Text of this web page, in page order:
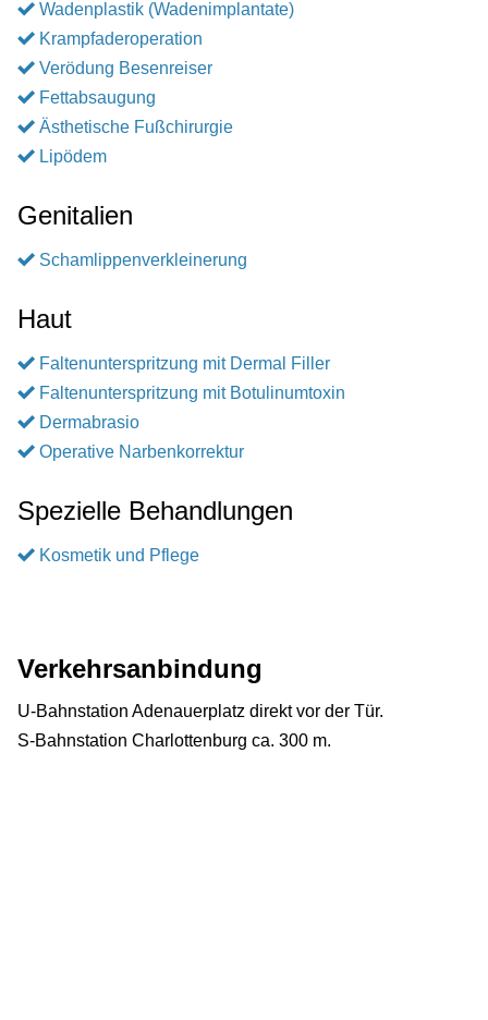
Wadenplastik (Wadenimplantate)
Krampfaderoperation
Verödung Besenreiser
Fettabsaugung
Ästhetische Fußchirurgie
Lipödem
Genitalien
Schamlippenverkleinerung
Haut
Faltenunterspritzung mit Dermal Filler
Faltenunterspritzung mit Botulinumtoxin
Dermabrasio
Operative Narbenkorrektur
Spezielle Behandlungen
Kosmetik und Pflege
Verkehrsanbindung
U-Bahnstation Adenauerplatz direkt vor der Tür.
S-Bahnstation Charlottenburg ca. 300 m.